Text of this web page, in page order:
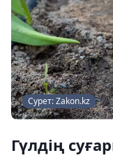
Сурет: Zakon.kz
Гүлдің